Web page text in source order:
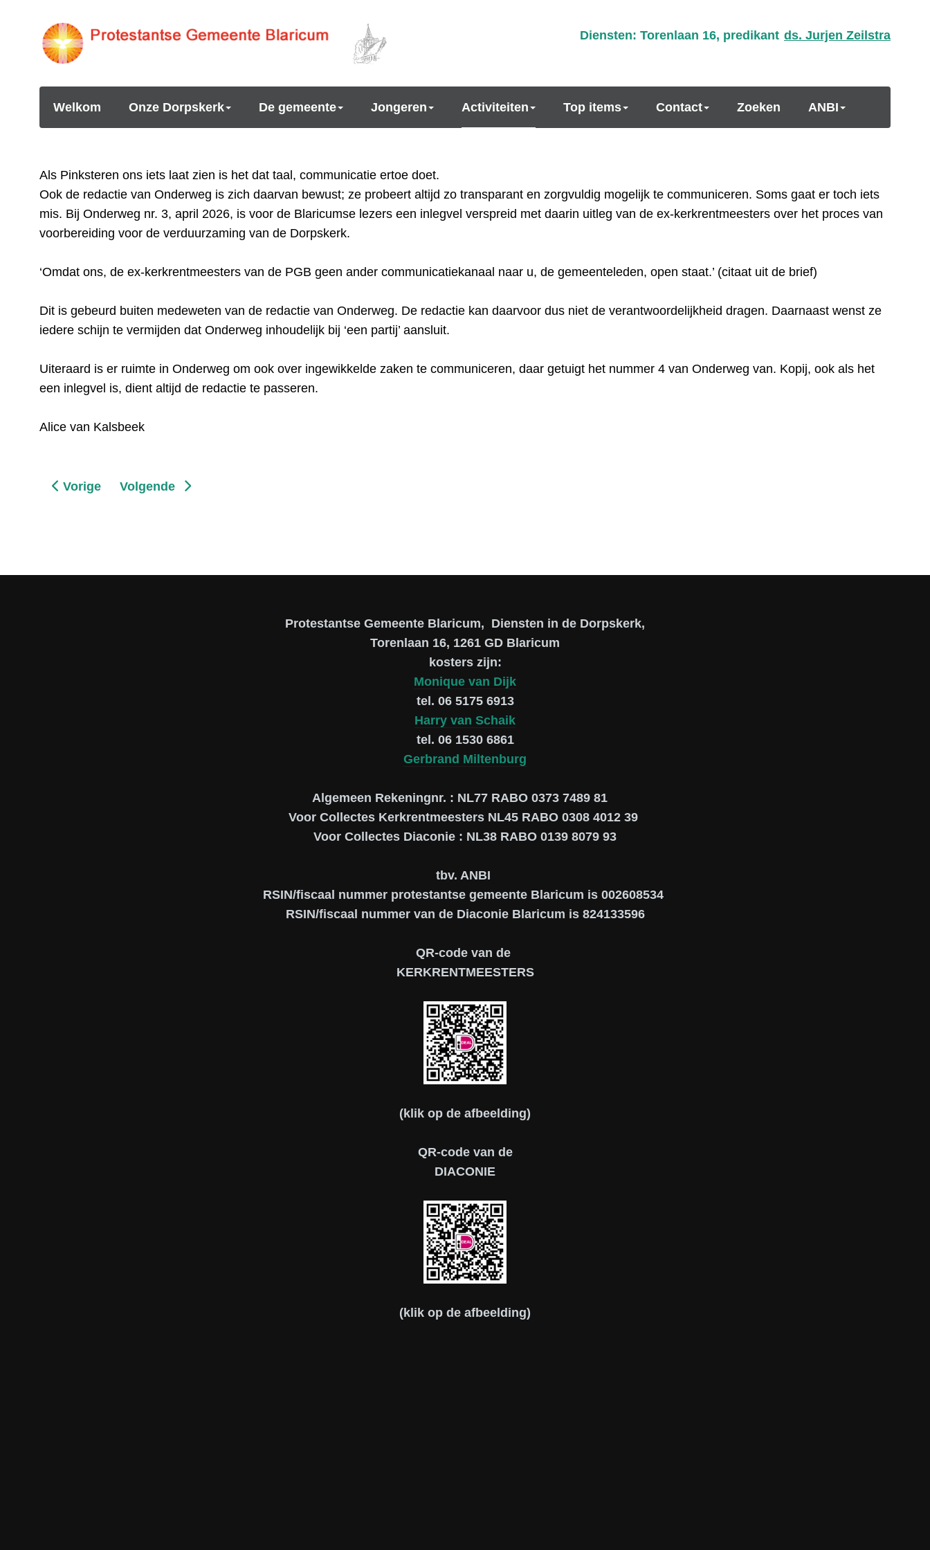
Diensten: Torenlaan 16, predikant ds. Jurjen Zeilstra
Welkom Onze Dorpskerk De gemeente Jongeren Activiteiten Top items Contact Zoeken ANBI
Als Pinksteren ons iets laat zien is het dat taal, communicatie ertoe doet.
Ook de redactie van Onderweg is zich daarvan bewust; ze probeert altijd zo transparant en zorgvuldig mogelijk te communiceren. Soms gaat er toch iets
mis. Bij Onderweg nr. 3, april 2026, is voor de Blaricumse lezers een inlegvel verspreid met daarin uitleg van de ex-kerkrentmeesters over het proces van
voorbereiding voor de verduurzaming van de Dorpskerk.
‘Omdat ons, de ex-kerkrentmeesters van de PGB geen ander communicatiekanaal naar u, de gemeenteleden, open staat.’ (citaat uit de brief)
Dit is gebeurd buiten medeweten van de redactie van Onderweg. De redactie kan daarvoor dus niet de verantwoordelijkheid dragen. Daarnaast wenst ze
iedere schijn te vermijden dat Onderweg inhoudelijk bij ‘een partij’ aansluit.
Uiteraard is er ruimte in Onderweg om ook over ingewikkelde zaken te communiceren, daar getuigt het nummer 4 van Onderweg van. Kopij, ook als het
een inlegvel is, dient altijd de redactie te passeren.
Alice van Kalsbeek
Vorig artikel: Lijst e-mailadressen
Vorige Volgende artikel: In 2026 Leerhuis: Hoe lezen wij Bonhoeffer vandaag?
Volgende
Protestantse Gemeente Blaricum, Diensten in de Dorpskerk,
Torenlaan 16, 1261 GD Blaricum
kosters zijn:
Monique van Dijk
tel. 06 5175 6913
Harry van Schaik
tel. 06 1530 6861
Gerbrand Miltenburg
Algemeen Rekeningnr. : NL77 RABO 0373 7489 81
Voor Collectes Kerkrentmeesters NL45 RABO 0308 4012 39
Voor Collectes Diaconie : NL38 RABO 0139 8079 93
tbv. ANBI
RSIN/fiscaal nummer protestantse gemeente Blaricum is 002608534
RSIN/fiscaal nummer van de Diaconie Blaricum is 824133596
QR-code van de
KERKRENTMEESTERS
(klik op de afbeelding)
QR-code van de
DIACONIE
(klik op de afbeelding)